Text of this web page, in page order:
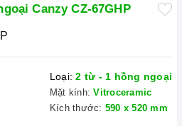
Canzy CZ-67GHP
Loại: 2 từ - 1 hồng ngoại
Mặt kính: Vitroceramic
Kích thước: 590 x 520 mm